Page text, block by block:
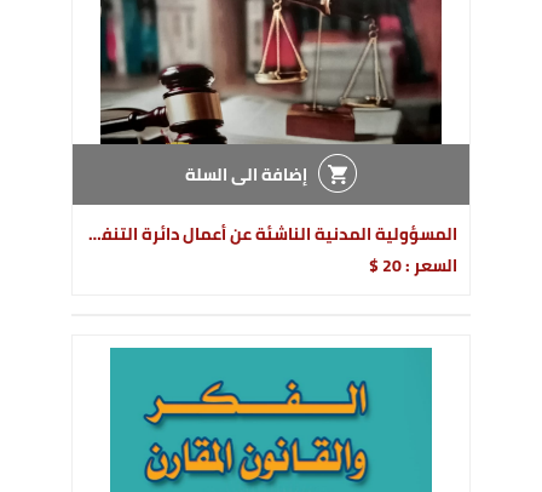
إضافة الى السلة
المسؤولية المدنية الناشئة عن أعمال دائرة التنفيذ القضائي (دراسة مقارنة)
السعر : 20 $